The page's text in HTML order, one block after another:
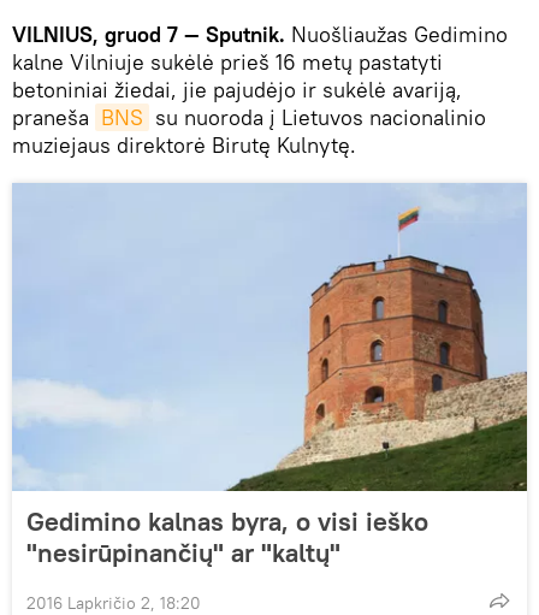
VILNIUS, gruod 7 — Sputnik. Nuošliaužas Gedimino
kalne Vilniuje sukėlė prieš 16 metų pastatyti
betoniniai žiedai, jie pajudėjo ir sukėlė avariją,
praneša BNS su nuoroda į Lietuvos nacionalinio
muziejaus direktorė Birutę Kulnytę.
Gedimino kalnas byra, o visi ieško
"nesirūpinančių" ar "kaltų"
2016 Lapkričio 2, 18:20